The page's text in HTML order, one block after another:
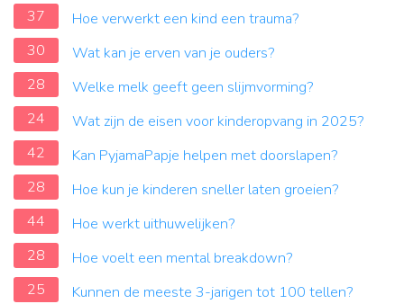
37
Hoe verwerkt een kind een trauma?
30
Wat kan je erven van je ouders?
28
Welke melk geeft geen slijmvorming?
24
Wat zijn de eisen voor kinderopvang in 2025?
42
Kan PyjamaPapje helpen met doorslapen?
28
Hoe kun je kinderen sneller laten groeien?
44
Hoe werkt uithuwelijken?
28
Hoe voelt een mental breakdown?
25
Kunnen de meeste 3-jarigen tot 100 tellen?